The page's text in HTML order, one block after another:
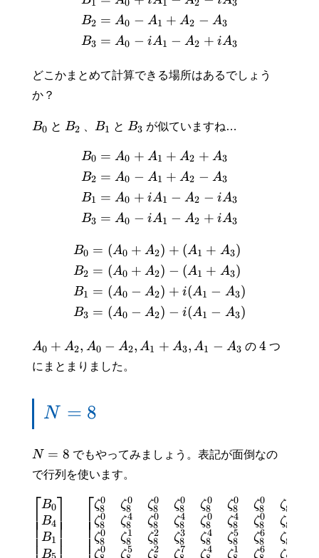
1
B2
B3
0 1 2 3
= A0 − A1 + A2 − A3
= A0 − iA1 − A2 + iA3
どこかまとめて計算できる場所はあるでしょう
か？
B0 と B2 B1 と B3 が似ていますね…
B0
B2
B1
B3
= A0 + A1 + A2 + A3
= A0 − A1 + A2 − A3
= A0 + iA1 − A2 − iA3
= A0 − iA1 − A2 + iA3
B0
B2
B1
B3
= (A0 + A2) + (A1 + A3)
= (A0 + A2) − (A1 + A3)
= (A0 − A2) + i(A1 − A3)
= (A0 − A2) − i(A1 − A3)
A0 + A2, A0 − A2, A1 + A3, A1 − A3 の 4 つ
にまとまりました。
N = 8
N = 8 でもやってみましょう。表記が面倒なの
で行列を使います。
⎢⎢⎢⎢⎡B0
B4
B1
B ⎥⎥⎥⎥
⎤
⎢⎢⎢⎢⎡ζ8
0
ζ8
0
ζ8
0
ζ0
ζ8
0
ζ8
4
ζ8
1
ζ5
ζ8
0
ζ8
0
ζ8
2
ζ2
ζ8
0
ζ8
4
ζ8
3
ζ7
ζ8
0
ζ8
0
ζ8
4
ζ4
ζ8
0
ζ8
4
ζ8
5
ζ1
ζ8
0
ζ8
0
ζ8
6
ζ6
ζ8
ζ8
ζ8
ζ